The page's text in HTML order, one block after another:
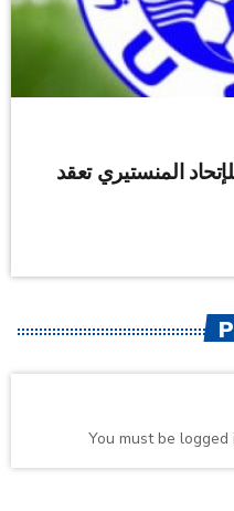
المنستيري تعقد
You must be